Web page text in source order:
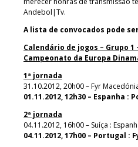
Andebol|Tv.
A lista de convocados pode
Calendário de jogos – Grupo
Campeonato da Europa
1ª jornada
31.10.2012, 20h00 – Fyr
01.11.2012, 12h30 – Espanha :
2ª jornada
04.11.2012, 16h00 – Suíça :
04.11.2012, 17h00 – Portugal :